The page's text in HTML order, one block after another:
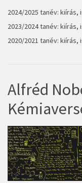
2024/2025 tanév: kiírás,
2023/2024 tanév: kiírás,
2020/2021 tanév: kiírás,
Alfréd